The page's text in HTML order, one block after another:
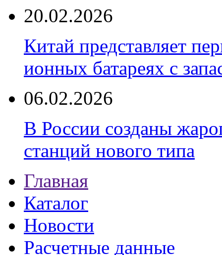
20.02.2026
Китай представляет
ионных батареях с
06.02.2026
В России созданы
станций нового типа
Главная
Каталог
Новости
Расчетные данные